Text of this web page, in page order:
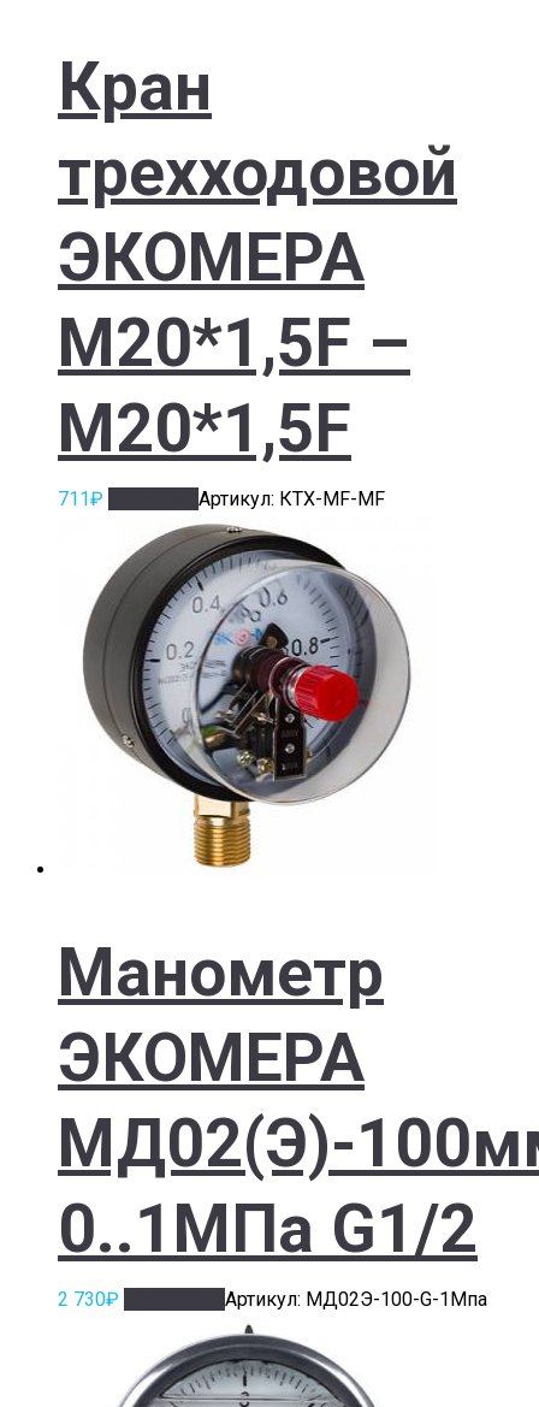
Кран
трехходовой
ЭКОМЕРА
M20*1,5F –
M20*1,5F
711₽ Артикул: КТХ-MF-MF
Манометр
ЭКОМЕРА
МД02(Э)-
0..1МПа G1/2
2 730₽ Артикул: МД02Э-100-G-1Мпа